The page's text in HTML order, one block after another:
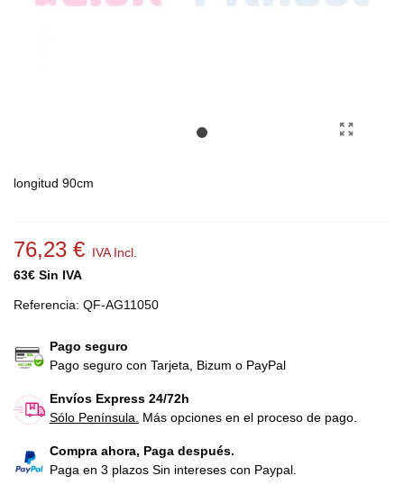
longitud 90cm
76,23 € IVA Incl.
63€ Sin IVA
Referencia: QF-AG11050
Pago seguro
Pago seguro con Tarjeta, Bizum o PayPal
Envíos Express 24/72h
Sólo Península.
Más opciones en el proceso de pago.
Compra ahora, Paga después.
Paga en 3 plazos Sin intereses con Paypal.